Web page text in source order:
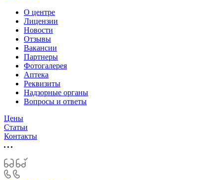
О центре
Лицензии
Новости
Отзывы
Вакансии
Партнеры
Фотогалерея
Аптека
Реквизиты
Надзорные органы
Вопросы и ответы
Цены
Статьи
Контакты